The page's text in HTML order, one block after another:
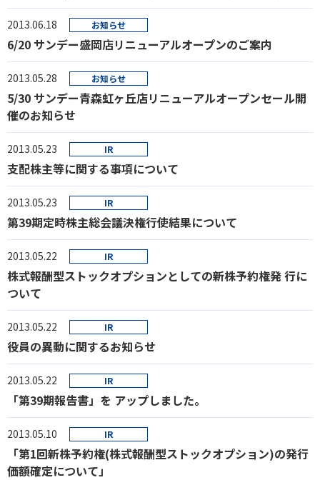
2013.06.18 お知らせ
6/20 サンデー盛岡店リニューアルオープンのご案内
2013.05.28 お知らせ
5/30 サンデー青森虹ヶ丘店リニューアルオープンセール開
催のお知らせ
2013.05.23 IR
支配株主等に関する事項について
2013.05.23 IR
第39期定時株主総会議決権行使結果について
2013.05.22 IR
株式報酬型ストックオプションとしての新株予約権発 行に
ついて
2013.05.22 IR
役員の異動に関するお知らせ
2013.05.22 IR
「第39期報告書」を アップしました。
2013.05.10 IR
「第1回新株予約権(株式報酬型ストックオプション)の発行
価額確定について」